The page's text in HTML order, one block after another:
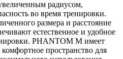
радиусом,
во время тренировки.
размера и расстояние
естественное и удобное
PHANTOM M имеет
пространство для